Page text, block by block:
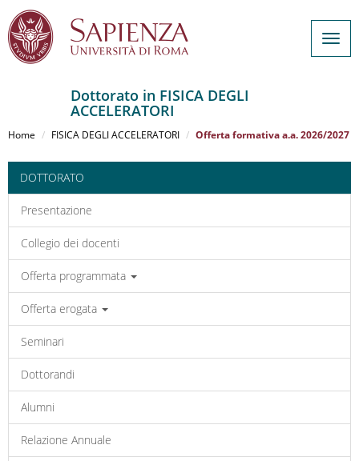
al
principale
Dottorato in FISICA DEGLI
ACCELERATORI
Home FISICA DEGLI ACCELERATORI Offerta formativa a.a. 2026/2027
DOTTORATO
Presentazione
Collegio dei docenti
Offerta programmata
Offerta erogata
Seminari
Dottorandi
Alumni
Relazione Annuale